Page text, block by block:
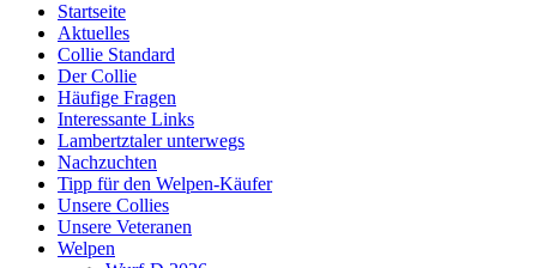
Startseite
Aktuelles
Collie Standard
Der Collie
Häufige Fragen
Interessante Links
Lambertztaler unterwegs
Nachzuchten
Tipp für den Welpen-Käufer
Unsere Collies
Unsere Veteranen
Welpen